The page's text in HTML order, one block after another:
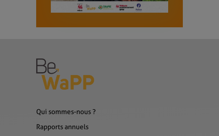
Qui sommes-nous ?
Rapports annuels